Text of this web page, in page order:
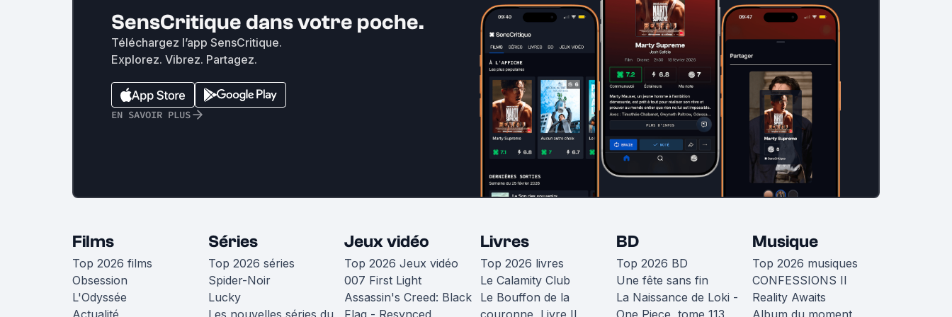
SensCritique dans votre poche.
Téléchargez l’app SensCritique.
Explorez. Vibrez. Partagez.
EN SAVOIR PLUS
Films
Top 2026 films
Obsession
L'Odyssée
Actualité
Séries
Top 2026 séries
Spider-Noir
Lucky
Les nouvelles séries du
Jeux vidéo
Top 2026 Jeux vidéo
007 First Light
Assassin's Creed: Black
Flag - Resynced
Livres
Top 2026 livres
Le Calamity Club
Le Bouffon de la
couronne, Livre II
BD
Top 2026 BD
Une fête sans fin
La Naissance de Loki -
One Piece, tome 113
Musique
Top 2026 musiques
CONFESSIONS II
Reality Awaits
Album du moment